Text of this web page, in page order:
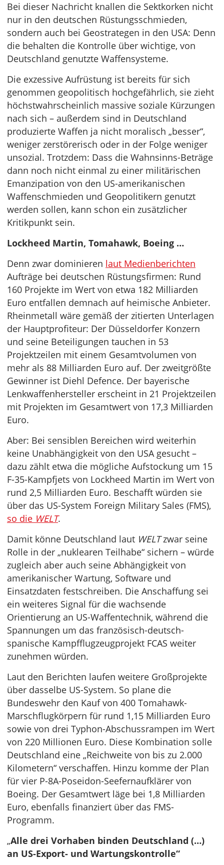
Bei dieser Nachricht knallen die Sektkorken nicht
nur in den deutschen Rüstungsschmieden,
sondern auch bei Geostrategen in den USA: Denn
die behalten die Kontrolle über wichtige, von
Deutschland genutzte Waffensysteme.
Die exzessive Aufrüstung ist bereits für sich
genommen geopolitisch hochgefährlich, sie zieht
höchstwahrscheinlich massive soziale Kürzungen
nach sich – außerdem sind in Deutschland
produzierte Waffen ja nicht moralisch „besser“,
weniger zerstörerisch oder in der Folge weniger
unsozial. Trotzdem: Dass die Wahnsinns-Beträge
dann noch nicht einmal zu einer militärischen
Emanzipation von den US-amerikanischen
Waffenschmieden und Geopolitikern genutzt
werden sollen, kann schon ein zusätzlicher
Kritikpunkt sein.
Lockheed Martin, Tomahawk, Boeing …
Denn zwar dominieren laut Medienberichten
Aufträge bei deutschen Rüstungsfirmen: Rund
160 Projekte im Wert von etwa 182 Milliarden
Euro entfallen demnach auf heimische Anbieter.
Rheinmetall wäre gemäß der zitierten Unterlagen
der Hauptprofiteur: Der Düsseldorfer Konzern
und seine Beteiligungen tauchen in 53
Projektzeilen mit einem Gesamtvolumen von
mehr als 88 Milliarden Euro auf. Der zweitgrößte
Gewinner ist Diehl Defence. Der bayerische
Lenkwaffenhersteller erscheint in 21 Projektzeilen
mit Projekten im Gesamtwert von 17,3 Milliarden
Euro.
Aber: Bei sensiblen Bereichen wird weiterhin
keine Unabhängigkeit von den USA gesucht –
dazu zählt etwa die mögliche Aufstockung um 15
F-35-Kampfjets von Lockheed Martin im Wert von
rund 2,5 Milliarden Euro. Beschafft würden sie
über das US-System Foreign Military Sales (FMS),
so die WELT.
Damit könne Deutschland laut WELTzwar seine
Rolle in der „nuklearen Teilhabe“ sichern – würde
zugleich aber auch seine Abhängigkeit von
amerikanischer Wartung, Software und
Einsatzdaten festschreiben. Die Anschaffung sei
ein weiteres Signal für die wachsende
Orientierung an US-Waffentechnik, während die
Spannungen um das französisch-deutsch-
spanische Kampfflugzeugprojekt FCAS weiter
zunehmen würden.
Laut den Berichten laufen weitere Großprojekte
über dasselbe US-System. So plane die
Bundeswehr den Kauf von 400 Tomahawk-
Marschflugkörpern für rund 1,15 Milliarden Euro
sowie von drei Typhon-Abschussrampen im Wert
von 220 Millionen Euro. Diese Kombination solle
Deutschland eine „Reichweite von bis zu 2.000
Kilometern“ verschaffen. Hinzu komme der Plan
für vier P-8A-Poseidon-Seefernaufklärer von
Boeing. Der Gesamtwert läge bei 1,8 Milliarden
Euro, ebenfalls finanziert über das FMS-
Programm.
„Alle drei Vorhaben binden Deutschland (…)
an US-Export- und Wartungskontrolle“